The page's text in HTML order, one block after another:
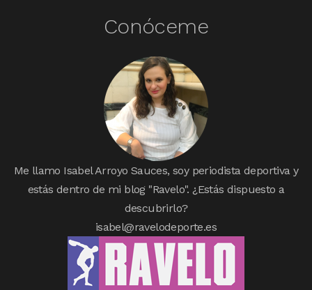
Conóceme
Me llamo Isabel Arroyo Sauces, soy periodista deportiva y
estás dentro de mi blog "Ravelo". ¿Estás dispuesto a
descubrirlo?
isabel@ravelodeporte.es